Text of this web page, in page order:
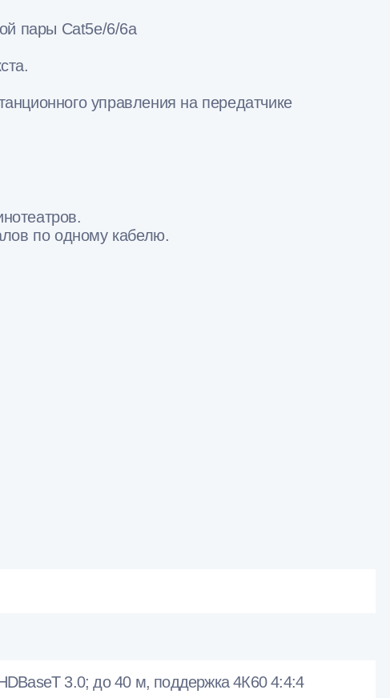
пары Cat5e/6/6a
управления на передатчике
по одному кабелю.
3.0; до 40 м, поддержка 4К60 4:4:4